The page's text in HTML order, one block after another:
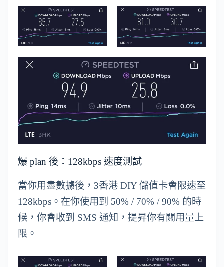
爆 plan 後：128kbps 速度測試
當你用盡數據後，3香港 DIY 儲值卡會限速至
128kbps。在你使用到 50% / 70% / 90% 的時
候，你會收到 SMS 通知，提昇你有關用量上
限。